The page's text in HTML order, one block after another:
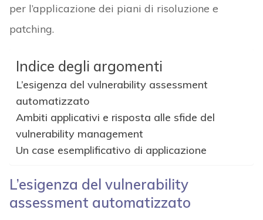
per l’applicazione dei piani di risoluzione e
patching.
Indice degli argomenti
L’esigenza del vulnerability assessment
automatizzato
Ambiti applicativi e risposta alle sfide del
vulnerability management
Un case esemplificativo di applicazione
L’esigenza del vulnerability
assessment automatizzato